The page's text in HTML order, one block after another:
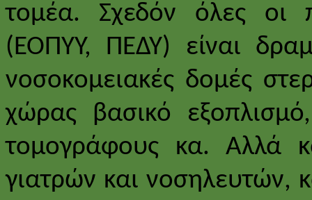
τομέα. Σχεδόν όλες οι
(ΕΟΠΥΥ, ΠΕΔΥ) είναι
νοσοκομειακές δομές
χώρας βασικό
τομογράφους κα. Αλλά
γιατρών και νοσηλευτών,